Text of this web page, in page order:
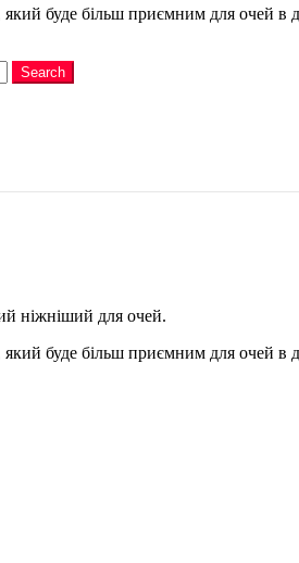
буде більш приємним для очей в
Search
ніжніший для очей.
буде більш приємним для очей в